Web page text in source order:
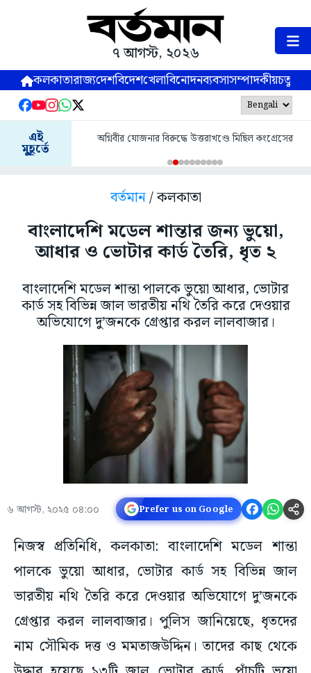
৭ আগস্ট, ২০২৬
কলকাতারাজ্যদেশবিদেশখেলাবিনোদনব্যবসাসম্পাদকীয়
এই
মুহূর্তে
অগ্নিবীর যোজনার বিরুদ্ধে উত্তরাখণ্ডে মিছিল কংগ্রেসের
বর্তমান/ কলকাতা
বাংলাদেশি মডেল শান্তার জন্য ভুয়ো,
আধার ও ভোটার কার্ড তৈরি, ধৃত ২
বাংলাদেশি মডেল শান্তা পালকে ভুয়ো আধার, ভোটার
কার্ড সহ বিভিন্ন জাল ভারতীয় নথি তৈরি করে দেওয়ার
অভিযোগে দু’জনকে গ্রেপ্তার করল লালবাজার।
৬ আগস্ট, ২০২৫ ০৪:০০ Prefer us on Google
নিজস্ব প্রতিনিধি, কলকাতা: বাংলাদেশি মডেল শান্তা
পালকে ভুয়ো আধার, ভোটার কার্ড সহ বিভিন্ন জাল
ভারতীয় নথি তৈরি করে দেওয়ার অভিযোগে দু’জনকে
গ্রেপ্তার করল লালবাজার। পুলিস জানিয়েছে, ধৃতদের
নাম সৌমিক দত্ত ও মমতাজউদ্দিন। তাদের কাছ থেকে